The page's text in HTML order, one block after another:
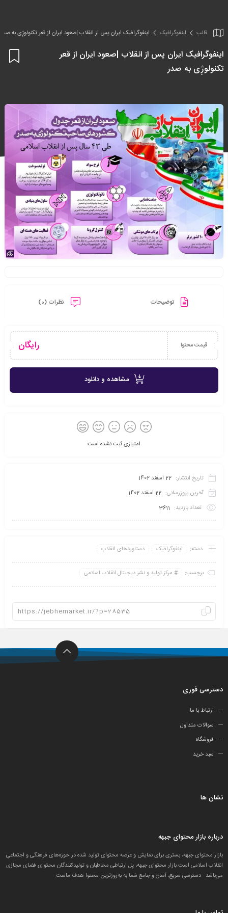
قالب اینفو‌گرافیک اینفوگرافیک ایران پس از انقلاب |صعود ایران از قعر تکنولوژِی به صدر
اینفوگرافیک ایران پس از انقلاب |صعود ایران از قعر
تکنولوژِی به صدر
توضیحات نظرات (0)
قیمت محتوا رایگان
مشاهده و دانلود
امتیازی ثبت نشده است
تاریخ انتشار: 22 اسفند 1402
آخرین بروزرسانی: 22 اسفند 1402
تعداد بازدید: 3611
دسته: اینفو‌گرافیک دستاوردهای انقلاب
برچسب: مرکز تولید و نشر دیجیتال انقلاب اسلامی
دسترسی فوری
ارتباط با ما
سوالات متداول
فروشگاه
سبد خرید
نشان ها
درباره بازار محتوای جبهه
بازار محتوای جبهه، بستری برای نمایش و عرضه محتوای تولید شده در حوزه‌های فرهنگی و اجتماعیِ
انقلاب اسلامی است.بازار محتوای جبهه، پل ارتباطی مخاطبان و تولید‌کنندگان محتوای فضای مجازی
می‌باشد. دسترسی سریع، آسان و جامع شما به به‌روزترین محتوا هدف ماست.